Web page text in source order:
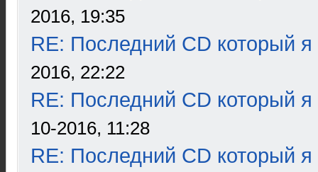
2016, 19:35
RE: Последний CD который я
2016, 22:22
RE: Последний CD который я
10-2016, 11:28
RE: Последний CD который я